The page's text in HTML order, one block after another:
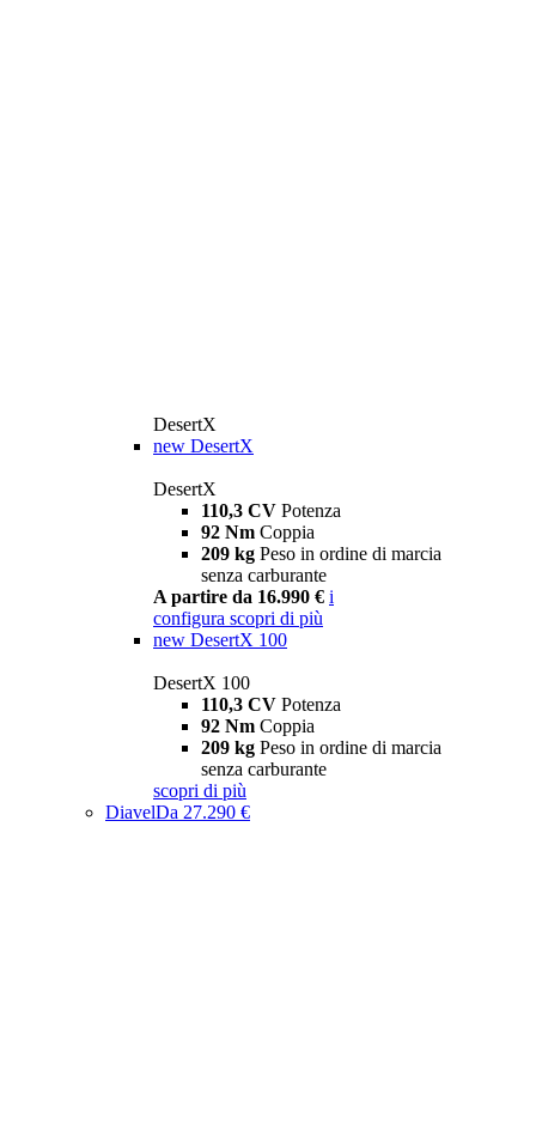
DesertX
new DesertX
DesertX
110,3 CV Potenza
92 Nm Coppia
209 kg Peso in ordine di marcia
senza carburante
A partire da 16.990 € i
configura scopri di più
new DesertX 100
DesertX 100
110,3 CV Potenza
92 Nm Coppia
209 kg Peso in ordine di marcia
senza carburante
scopri di più
DiavelDa 27.290 €